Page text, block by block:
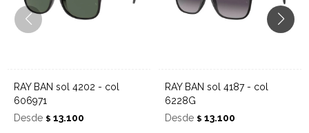
RAY BAN sol 4202 - col
606971
Desde $ 13.100
RAY BAN sol 4187 - col
6228G
Desde $ 13.100